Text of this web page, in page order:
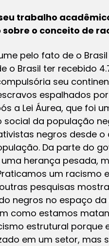
trabalho
o conceito de
pelo fato de o
o Brasil ter recebido
seu
espalhados
a Lei Áurea, que foi
social da população
negros desde
Da parte do
herança pesada,
um racismo
pesquisas
negros no espaço
como estamos
estrutural porque
em um setor, mas